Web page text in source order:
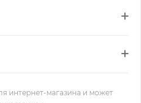
интернет-магазина и может